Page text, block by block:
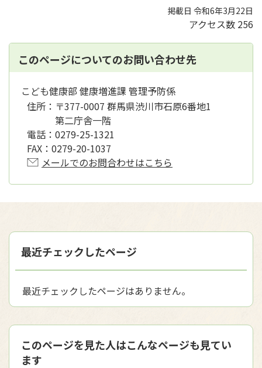
掲載日 令和6年3月22日
アクセス数 256
このページについてのお問い合わせ先
こども健康部 健康増進課 管理予防係
住所： 〒377-0007 群馬県渋川市石原6番地1
第二庁舎一階
電話： 0279-25-1321
FAX： 0279-20-1037
メールでのお問合わせはこちら
最近チェックしたページ
最近チェックしたページはありません。
このページを見た人はこんなページも見てい
ます